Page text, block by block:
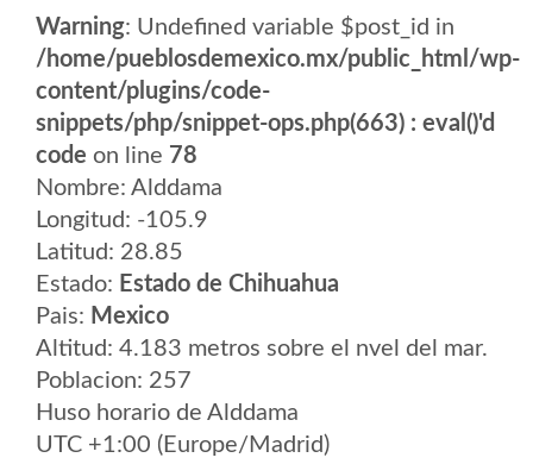
Warning: Undefined variable $post_id in
/home/pueblosdemexico.mx/public_html/wp-
content/plugins/code-
snippets/php/snippet-ops.php(663) : eval()'d
code on line 78
Nombre: Alddama
Longitud: -105.9
Latitud: 28.85
Estado: Estado de Chihuahua
Pais: Mexico
Altitud: 4.183 metros sobre el nvel del mar.
Poblacion: 257
Huso horario de Alddama
UTC +1:00 (Europe/Madrid)